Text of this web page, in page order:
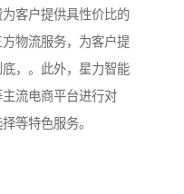
客户提供具性价比的
物流服务，为客户提
，。此外，星力智能
流电商平台进行对
等特色服务。